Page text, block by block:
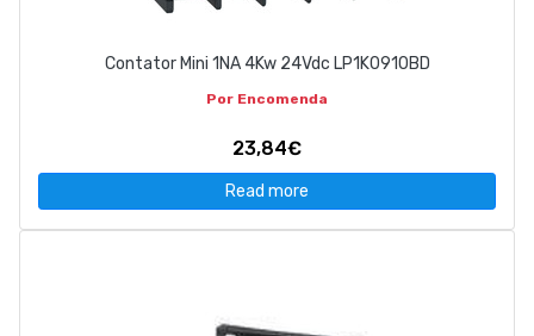
Contator Mini 1NA 4Kw 24Vdc LP1K0910BD
Por Encomenda
23,84€
Read more